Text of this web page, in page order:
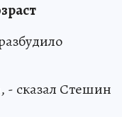
- сказал Стешин